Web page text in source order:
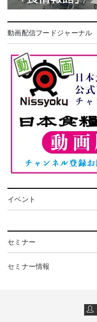
動画配信フードジャーナル
イベント
セミナー
セミナー情報